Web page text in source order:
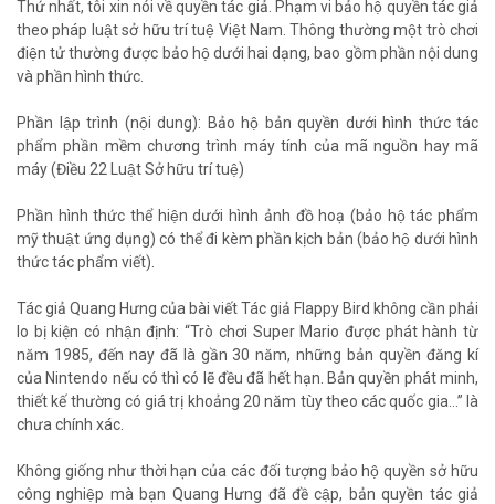
Thứ nhất, tôi xin nói về quyền tác giả. Phạm vi bảo hộ quyền tác giả
theo pháp luật sở hữu trí tuệ Việt Nam. Thông thường một trò chơi
điện tử thường được bảo hộ dưới hai dạng, bao gồm phần nội dung
và phần hình thức.
Phần lập trình (nội dung): Bảo hộ bản quyền dưới hình thức tác
phẩm phần mềm chương trình máy tính của mã nguồn hay mã
máy (Điều 22 Luật Sở hữu trí tuệ)
Phần hình thức thể hiện dưới hình ảnh đồ hoạ (bảo hộ tác phẩm
mỹ thuật ứng dụng) có thể đi kèm phần kịch bản (bảo hộ dưới hình
thức tác phẩm viết).
Tác giả Quang Hưng của bài viết Tác giả Flappy Bird không cần phải
lo bị kiện có nhận định: “Trò chơi Super Mario được phát hành từ
năm 1985, đến nay đã là gần 30 năm, những bản quyền đăng kí
của Nintendo nếu có thì có lẽ đều đã hết hạn. Bản quyền phát minh,
thiết kế thường có giá trị khoảng 20 năm tùy theo các quốc gia…” là
chưa chính xác.
Không giống như thời hạn của các đối tượng bảo hộ quyền sở hữu
công nghiệp mà bạn Quang Hưng đã đề cập, bản quyền tác giả